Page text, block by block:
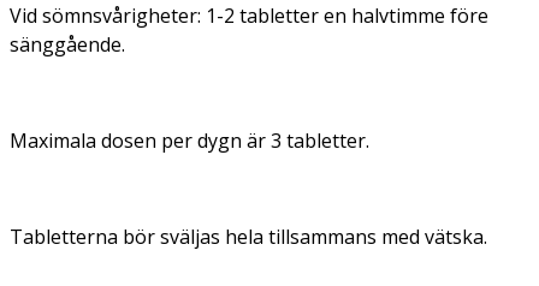
Vid sömnsvårigheter: 1-2 tabletter en halvtimme före
sänggående.
Maximala dosen per dygn är 3 tabletter.
Tabletterna bör sväljas hela tillsammans med vätska.